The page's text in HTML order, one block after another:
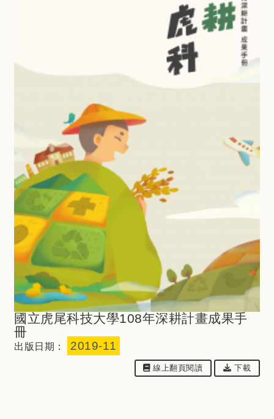
國立虎尾科技大學108年深耕計畫成果手
冊
出版日期： 2019-11
線上翻⾴閱讀 下載檔案：
下載